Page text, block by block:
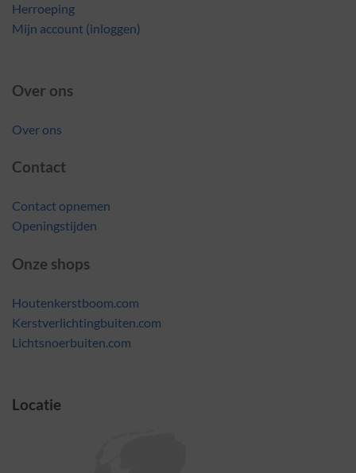
Herroeping
Mijn account (inloggen)
Over ons
Over ons
Contact
Contact opnemen
Openingstijden
Onze shops
Houtenkerstboom.com
Kerstverlichtingbuiten.com
Lichtsnoerbuiten.com
Locatie